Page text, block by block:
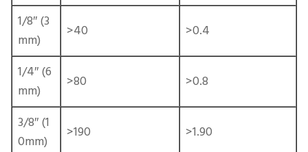
1/8″ (3
mm)
>40 >0.4
1/4″ (6
mm)
>80 >0.8
3/8″ (1
0mm)
>190 >1.90